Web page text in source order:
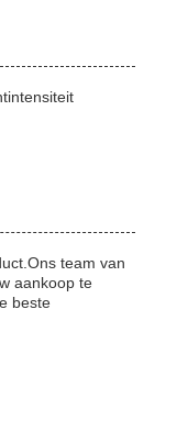
team van
aankoop te
beste